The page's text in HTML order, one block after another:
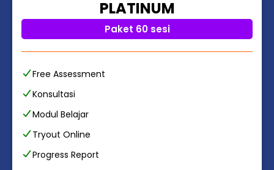
PLATINUM
Paket 60 sesi
Free Assessment
Konsultasi
Modul Belajar
Tryout Online
Progress Report